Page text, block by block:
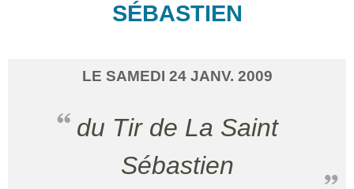
SÉBASTIEN
LE SAMEDI 24 JANV. 2009
du Tir de La Saint
Sébastien